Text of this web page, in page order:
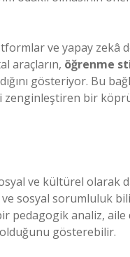
ve yapay zekâ
araçların, öğrenme
gösteriyor. Bu
zenginleştiren bir
ve kültürel olarak
sosyal sorumluluk
pedagogik analiz,
gösterebilir.